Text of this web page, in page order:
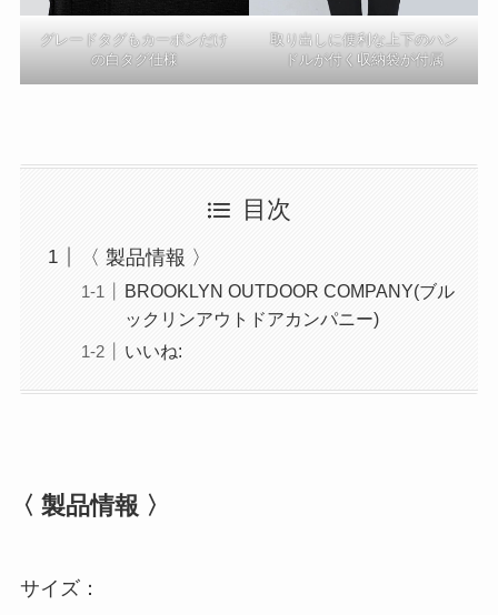
グレードタグもカーボンだけ
の白タグ仕様
取り出しに便利な上下のハン
ドルが付く収納袋が付属
目次
〈 製品情報 〉
BROOKLYN OUTDOOR COMPANY(ブル
ックリンアウトドアカンパニー)
いいね:
〈 製品情報 〉
サイズ：